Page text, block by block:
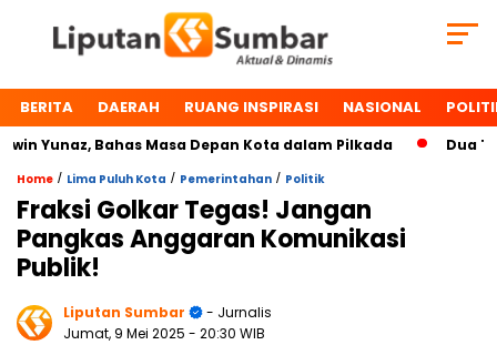
BERITA DAERAH RUANG INSPIRASI NASIONAL
Yunaz, Bahas Masa Depan Kota dalam Pilkada Dua
Home / Lima Puluh Kota / Pemerintahan / Politik
Fraksi Golkar Tegas! Jangan
Pangkas Anggaran Komunikasi
Publik!
Liputan Sumbar
- Jurnalis
Jumat, 9 Mei 2025 - 20:30 WIB